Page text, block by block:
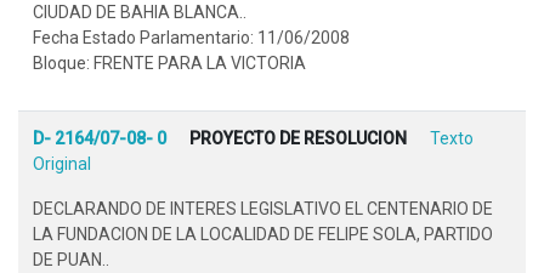
CIUDAD DE BAHIA BLANCA..
Fecha Estado Parlamentario: 11/06/2008
Bloque: FRENTE PARA LA VICTORIA
D- 2164/07-08- 0 PROYECTO DE RESOLUCION
Texto
Original
DECLARANDO DE INTERES LEGISLATIVO EL CENTENARIO DE
LA FUNDACION DE LA LOCALIDAD DE FELIPE SOLA, PARTIDO
DE PUAN..